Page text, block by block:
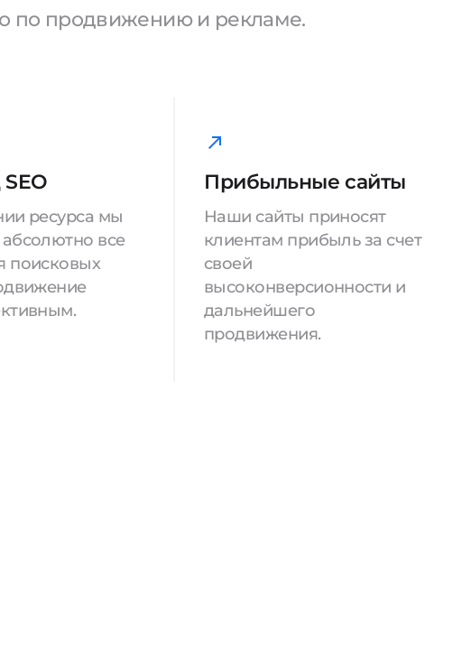
по продвижению и рекламе.
ресурса мы
все
поисковых
Прибыльные сайты
Наши сайты приносят
клиентам прибыль за счет
своей
высоконверсионности и
дальнейшего
продвижения.